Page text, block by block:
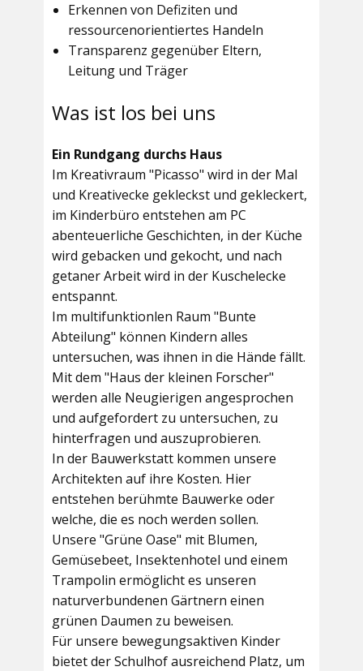
Erkennen von Defiziten und
ressourcenorientiertes Handeln
Transparenz gegenüber Eltern,
Leitung und Träger
Was ist los bei uns
Ein Rundgang durchs Haus
Im Kreativraum "Picasso" wird in der Mal
und Kreativecke gekleckst und gekleckert,
im Kinderbüro entstehen am PC
abenteuerliche Geschichten, in der Küche
wird gebacken und gekocht, und nach
getaner Arbeit wird in der Kuschelecke
entspannt.
Im multifunktionlen Raum "Bunte
Abteilung" können Kindern alles
untersuchen, was ihnen in die Hände fällt.
Mit dem "Haus der kleinen Forscher"
werden alle Neugierigen angesprochen
und aufgefordert zu untersuchen, zu
hinterfragen und auszuprobieren.
In der Bauwerkstatt kommen unsere
Architekten auf ihre Kosten. Hier
entstehen berühmte Bauwerke oder
welche, die es noch werden sollen.
Unsere "Grüne Oase" mit Blumen,
Gemüsebeet, Insektenhotel und einem
Trampolin ermöglicht es unseren
naturverbundenen Gärtnern einen
grünen Daumen zu beweisen.
Für unsere bewegungsaktiven Kinder
bietet derSchulhofausreichend Platz, um